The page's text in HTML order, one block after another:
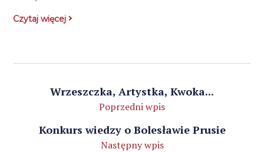
Czytaj więcej
Wrzeszczka, Artystka, Kwoka...
Poprzedni wpis
Konkurs wiedzy o Bolesławie Prusie
Następny wpis